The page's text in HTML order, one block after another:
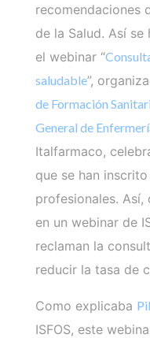
recomendaciones
de la Salud. Así
el webinar “
saludable”,
de Formación
General de
Italfarmaco,
que se han
profesionales.
en un webinar de
reclaman la
reducir la tasa de
Como explicaba
ISFOS, este